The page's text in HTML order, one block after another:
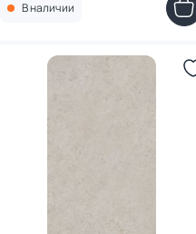
119,5x119,5x0,9
В наличии